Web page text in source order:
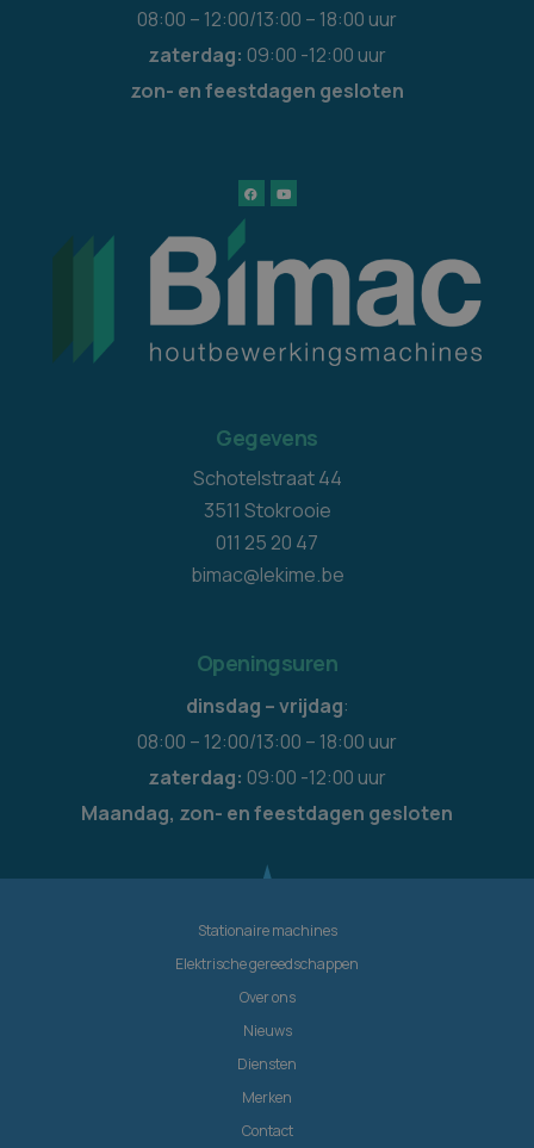
08:00 – 12:00/13:00 – 18:00 uur
zaterdag: 09:00 -12:00 uur
zon- en feestdagen gesloten
Gegevens
Schotelstraat 44
3511 Stokrooie
011 25 20 47
bimac@lekime.be
Openingsuren
dinsdag – vrijdag:
08:00 – 12:00/13:00 – 18:00 uur
zaterdag: 09:00 -12:00 uur
Maandag, zon- en feestdagen gesloten
Stationaire machines
Elektrische gereedschappen
Over ons
Nieuws
Diensten
Merken
Contact